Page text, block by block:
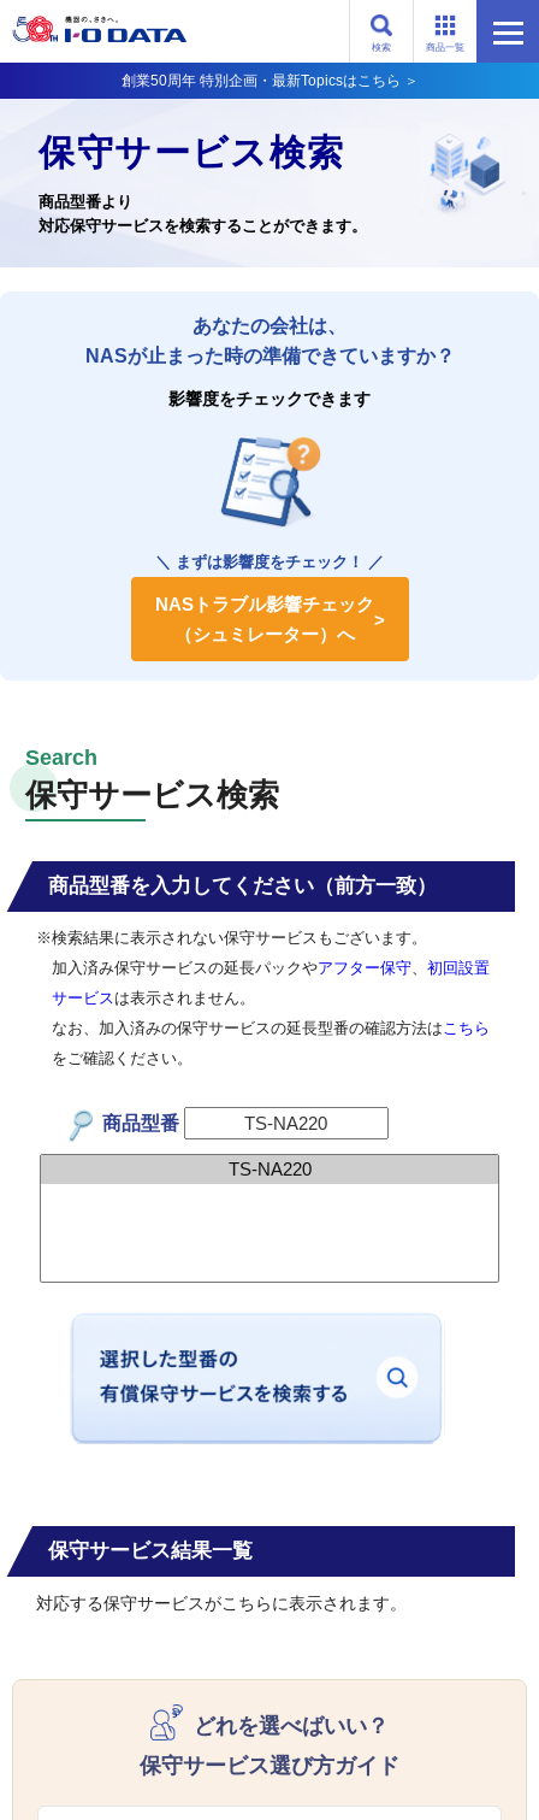
商品一覧
検索
創業50周年 特別企画・最新Topicsはこちら ＞
保守サービス検索
商品型番より
対応保守サービスを検索することができます。
あなたの会社は、
NASが止まった時の準備できていますか？
影響度をチェックできます
＼ まずは影響度をチェック！ ／
NASトラブル影響チェック
（シュミレーター）へ
保守サービス検索
商品型番を入力してください（前方一致）
※検索結果に表示されない保守サービスもございます。
加入済み保守サービスの延長パックやアフター保守
初回設置
サービス は表示されません。
なお、加入済みの保守サービスの延長型番の確認方法は こちら
をご確認ください。
商品型番
保守サービス結果一覧
対応する保守サービスがこちらに表示されます。
どれを選べばいい？
保守サービス選び方ガイド